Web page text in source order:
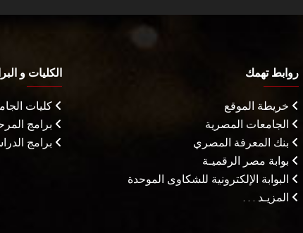
روابط تهمك
خريطة الموقع
الجامعات المصرية
بنك المعرفة المصري
بوابة مصر الرقميـة
البوابة الإلكترونية للشكاوى الموحدة
المزيـد . . .
الكليات و
كليات
برامج
برامج